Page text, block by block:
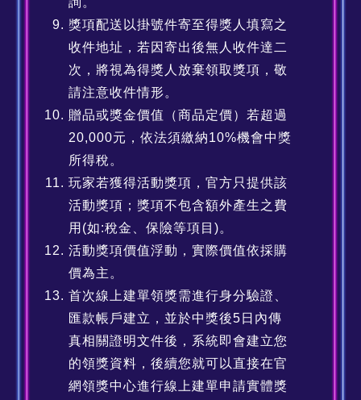
獎項配送以掛號件寄至得獎人填寫之
收件地址，若因寄出後無人收件達二
次，將視為得獎人放棄領取獎項，敬
請注意收件情形。
贈品或獎金價值（商品定價）若超過
20,000元，依法須繳納10%機會中獎
所得稅。
玩家若獲得活動獎項，官方只提供該
活動獎項；獎項不包含額外產生之費
用(如:稅金、保險等項目)。
活動獎項價值浮動，實際價值依採購
價為主。
首次線上建單領獎需進行身分驗證、
匯款帳戶建立，並於中獎後5日內傳
真相關證明文件後，系統即會建立您
的領獎資料，後續您就可以直接在官
網領獎中心進行線上建單申請實體獎